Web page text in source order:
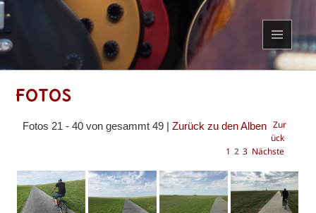
MENÜ
UND
Fotos
Fotos 21 - 40 von gesammt 49 |Zurück zu den Alben Zur
ück
1 2 3 Nächste